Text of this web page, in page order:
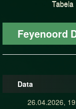
Tabela
Feyenoord
Data
26.04.2026,